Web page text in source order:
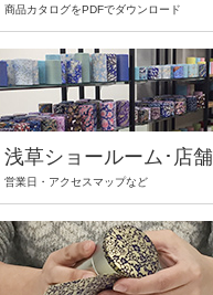
商品カタログをPDFでダウンロード
浅草ショールーム･店舗
営業日・アクセスマップなど